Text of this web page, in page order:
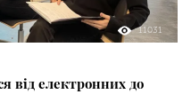
11031
від електронних до